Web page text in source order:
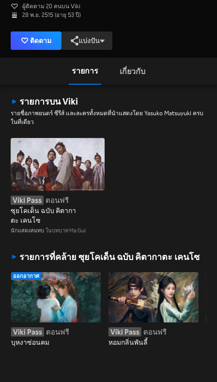
ผู้ติดตาม 20 คนบน Viki
28 พ.ย. 2515 (อายุ 53 ปี)
ติดตาม แบ่งปัน
รายการ เกี่ยวกับ
รายการบน Viki
รายชื่อภาพยนตร์ ซีรีส์ และละครทั้งหมดที่นำแสดงโดย Yasuko Matsuyuki ครบ
ในที่เดียว
Viki Pass ตอนฟรี
ซุยโคเด็น ฉบับ คิตากา
ตะ เคนโซ
นักแสดงสมทบ ในบทบาท Ma Gui
รายการที่คล้าย ซุยโคเด็น ฉบับ คิตากาตะ เคนโซ
ออกอากาศ
Viki Pass ตอนฟรี
บุหงาซ่อนคม
Viki Pass ตอนฟรี
หอมกลิ่นพันลี้